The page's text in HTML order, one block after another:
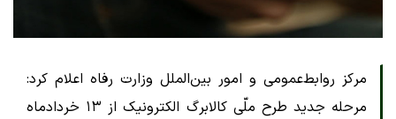
مرکز روابط‌عمومی و امور بین‌الملل وزارت رفاه اعلام کرد:
مرحله جدید طرح ملّی کالابرگ الکترونیک از ۱۳ خردادماه